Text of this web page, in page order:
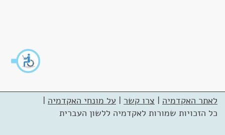
לאתר האקדמיה | צרו קשר | על מונחי האקדמיה |
כל הזכויות שמורות לאקדמיה ללשון העברית